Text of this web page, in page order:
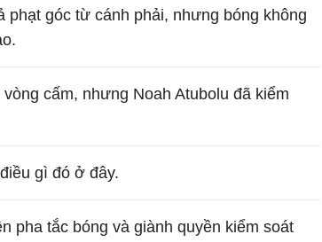
phạt góc từ cánh phải, nhưng bóng không
cấm, nhưng Noah Atubolu đã kiểm
gì đó ở đây.
pha tắc bóng và giành quyền kiểm soát